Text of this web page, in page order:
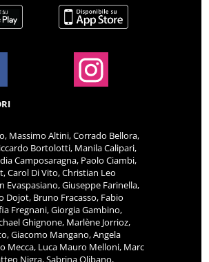
Massimo Altini, Corrado Bellora,
Bortolotti, Manila Calipari,
Camposaragna, Paolo Ciambi,
Carol Di Vito, Christian Leo
Evaspasiano, Giuseppe Farinella,
Dojot, Bruno Fracasso, Fabio
Fregnani, Giorgia Gambino,
Ghignone, Marlène Jorrioz,
Giacomo Mangano, Angela
Mecca, Luca Mauro Melloni, Marc